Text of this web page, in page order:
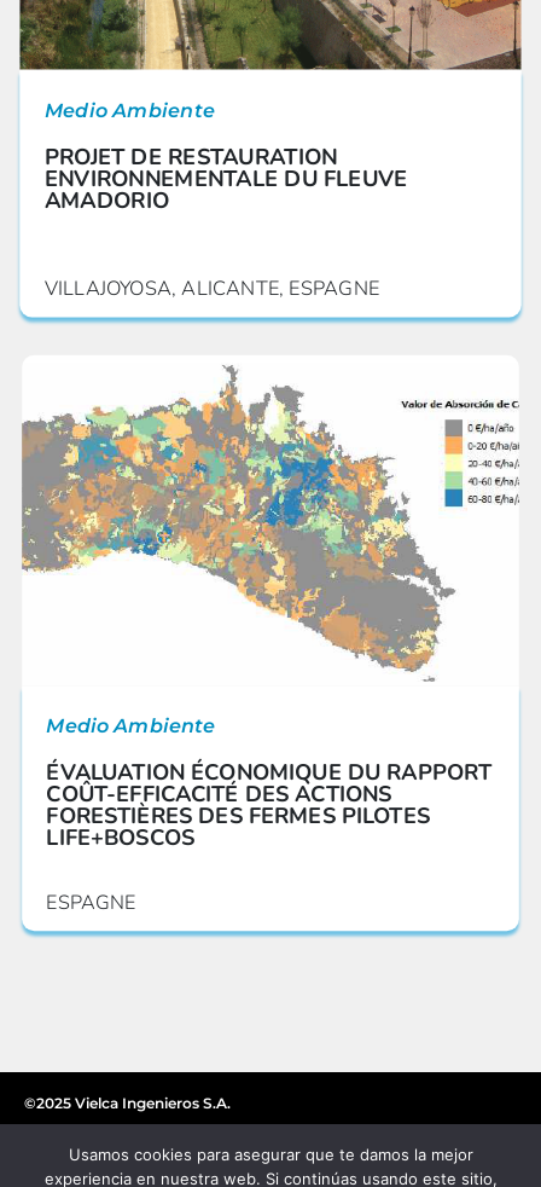
Medio Ambiente
PROJET DE RESTAURATION
ENVIRONNEMENTALE DU FLEUVE
AMADORIO
VILLAJOYOSA, ALICANTE, ESPAGNE
Medio Ambiente
ÉVALUATION ÉCONOMIQUE DU RAPPORT
COÛT-EFFICACITÉ DES ACTIONS
FORESTIÈRES DES FERMES PILOTES
LIFE+BOSCOS
ESPAGNE
©2025 Vielca Ingenieros S.A.
Usamos cookies para asegurar que te damos la mejor
experiencia en nuestra web. Si continúas usando este sitio,